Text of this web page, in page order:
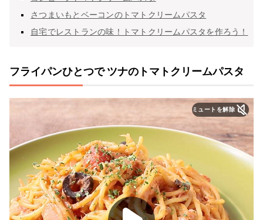
さつまいもとベーコンのトマトクリームパスタ
自宅でレストランの味！トマトクリームパスタを作ろう！
フライパンひとつで ツナのトマトクリームパスタ
ミュートを解除